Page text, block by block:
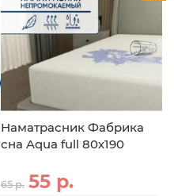
Наматрасник Фабрика
сна Aqua full 80х190
65 р. 55 р.